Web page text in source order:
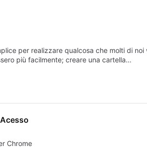
per realizzare qualcosa che molti di
più facilmente; creare una cartella…
Chrome